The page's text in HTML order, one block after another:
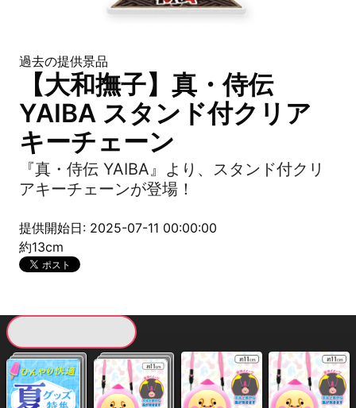
過去の提供景品
【大和撫子】真・侍伝
YAIBA スタンド付クリア
キーチェーン
『真・侍伝 YAIBA』より、スタンド付クリ
アキーチェーンが登場！
提供開始日: 2025-07-11 00:00:00
約13cm